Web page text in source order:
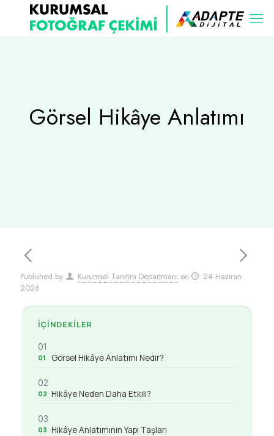
Görsel Hikâye Anlatımı
Published by Kurumsal Tanıtım Departmanı on
24 Haziran
2026
İÇINDEKILER
01
Görsel Hikâye Anlatımı Nedir?
02
Hikâye Neden Daha Etkili?
03
Hikâye Anlatımının Yapı Taşları